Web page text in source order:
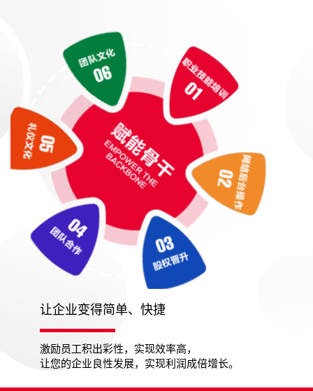
让企业变得简单、快捷
激励员工积出彩性，实现效率高，
让您的企业良性发展，实现利润成倍增长。